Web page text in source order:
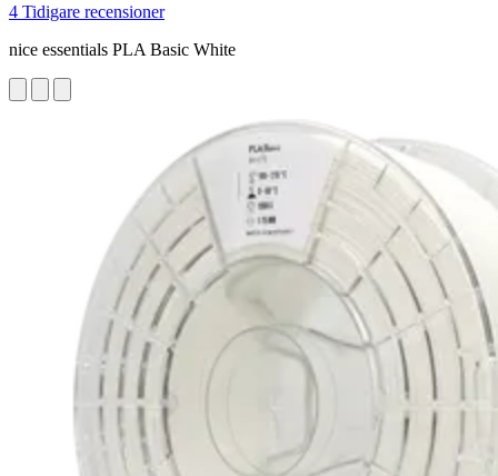
4 Tidigare recensioner
nice essentials PLA Basic White